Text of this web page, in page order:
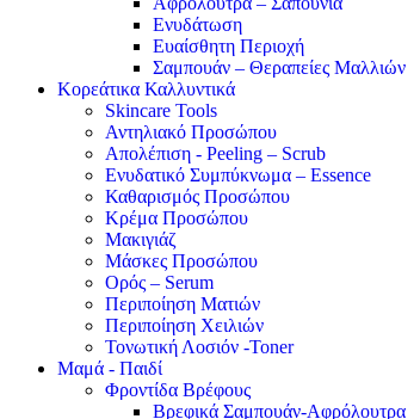
Ενυδάτωση
Ευαίσθητη Περιοχή
Σαμπουάν – Θεραπείες Μαλλιών
Κορεάτικα Καλλυντικά
Skincare Tools
Αντηλιακό Προσώπου
Απολέπιση - Peeling – Scrub
Ενυδατικό Συμπύκνωμα – Essence
Καθαρισμός Προσώπου
Κρέμα Προσώπου
Μακιγιάζ
Μάσκες Προσώπου
Ορός – Serum
Περιποίηση Ματιών
Περιποίηση Χειλιών
Τονωτική Λοσιόν -Toner
Μαμά - Παιδί
Φροντίδα Βρέφους
Βρεφικά Σαμπουάν-Αφρόλουτρα